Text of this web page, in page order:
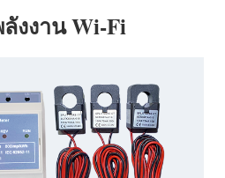
งงาน Wi-Fi